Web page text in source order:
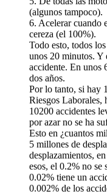
(algunos tampoco).
6. Acelerar cuando
cereza (el 100%).
Todo esto, todos
unos 20 minutos. Y
accidente. En unos
dos años.
Por lo tanto, si hay
Riesgos Laborales,
10200 accidentes
por azar no se ha
Esto en ¿cuantos
5 millones de
desplazamientos,
esos, el 0.2% no se
0.02% tiene un
0.002% de los